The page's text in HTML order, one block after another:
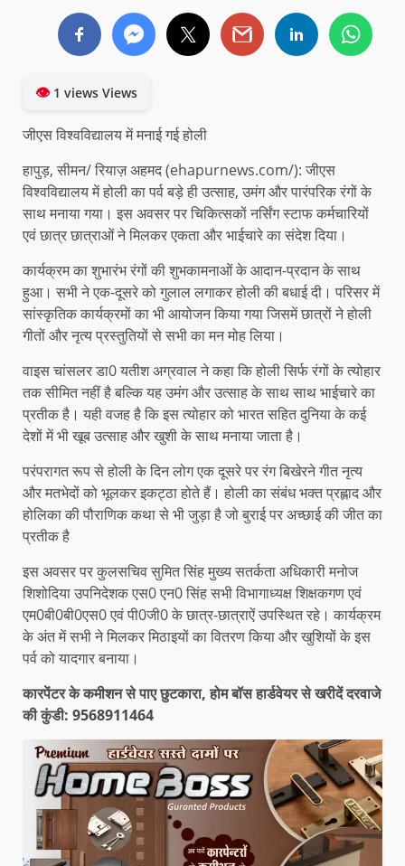
👁1 views Views
जीएस विश्वविद्यालय में मनाई गई होली
हापुड़, सीमन/ रियाज़ अहमद (ehapurnews.com/): जीएस
विश्वविद्यालय में होली का पर्व बड़े ही उत्साह, उमंग और पारंपरिक रंगों के
साथ मनाया गया। इस अवसर पर चिकित्सकों नर्सिंग स्टाफ कर्मचारियों
एवं छात्र छात्राओं ने मिलकर एकता और भाईचारे का संदेश दिया।
कार्यक्रम का शुभारंभ रंगों की शुभकामनाओं के आदान-प्रदान के साथ
हुआ। सभी ने एक-दूसरे को गुलाल लगाकर होली की बधाई दी। परिसर में
सांस्कृतिक कार्यक्रमों का भी आयोजन किया गया जिसमें छात्रों ने होली
गीतों और नृत्य प्रस्तुतियों से सभी का मन मोह लिया।
वाइस चांसलर डा0 यतीश अग्रवाल ने कहा कि होली सिर्फ रंगों के त्योहार
तक सीमित नहीं है बल्कि यह उमंग और उत्साह के साथ साथ भाईचारे का
प्रतीक है। यही वजह है कि इस त्योहार को भारत सहित दुनिया के कई
देशों में भी खूब उत्साह और खुशी के साथ मनाया जाता है।
परंपरागत रूप से होली के दिन लोग एक दूसरे पर रंग बिखेरने गीत नृत्य
और मतभेदों को भूलकर इकट्ठा होते हैं। होली का संबंध भक्त प्रह्लाद और
होलिका की पौराणिक कथा से भी जुड़ा है जो बुराई पर अच्छाई की जीत का
प्रतीक है
इस अवसर पर कुलसचिव सुमित सिंह मुख्य सतर्कता अधिकारी मनोज
शिशोदिया उपनिदेशक एस0 एन0 सिंह सभी विभागाध्यक्ष शिक्षकगण एवं
एम0बी0बी0एस0 एवं पी0जी0 के छात्र-छात्राऐं उपस्थित रहे। कार्यक्रम
के अंत में सभी ने मिलकर मिठाइयों का वितरण किया और खुशियों के इस
पर्व को यादगार बनाया।
कारपेंटर के कमीशन से पाए छुटकारा, होम बॉस हार्डवेयर से खरीदें दरवाजे
की कुंडी: 9568911464